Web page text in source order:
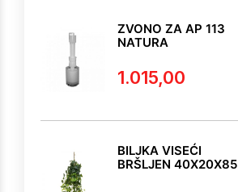
ZVONO ZA AP 113
NATURA
1.015,00
BILJKA VISEĆI
BRŠLJEN 40X20X85